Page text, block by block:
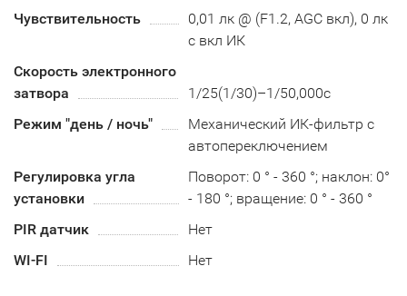
Чувствительность
0,01 лк @ (F1.2, AGC вкл), 0 лк
с вкл ИК
Скорость электронного
затвора
1/25(1/30)–1/50,000с
Режим "день / ночь"
Механический ИК-фильтр с
автопереключением
Регулировка угла
установки
Поворот: 0 ° - 360 °; наклон: 0°
- 180 °; вращение: 0 ° - 360 °
PIR датчик
Нет
WI-FI
Нет